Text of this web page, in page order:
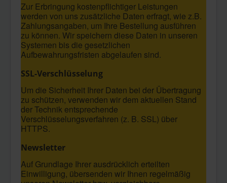
Zur Erbringung kostenpflichtiger Leistungen
werden von uns zusätzliche Daten erfragt, wie z.B.
Zahlungsangaben, um Ihre Bestellung ausführen
zu können. Wir speichern diese Daten in unseren
Systemen bis die gesetzlichen
Aufbewahrungsfristen abgelaufen sind.
SSL-Verschlüsselung
Um die Sicherheit Ihrer Daten bei der Übertragung
zu schützen, verwenden wir dem aktuellen Stand
der Technik entsprechende
Verschlüsselungsverfahren (z. B. SSL) über
HTTPS.
Newsletter
Auf Grundlage Ihrer ausdrücklich erteilten
Einwilligung, übersenden wir Ihnen regelmäßig